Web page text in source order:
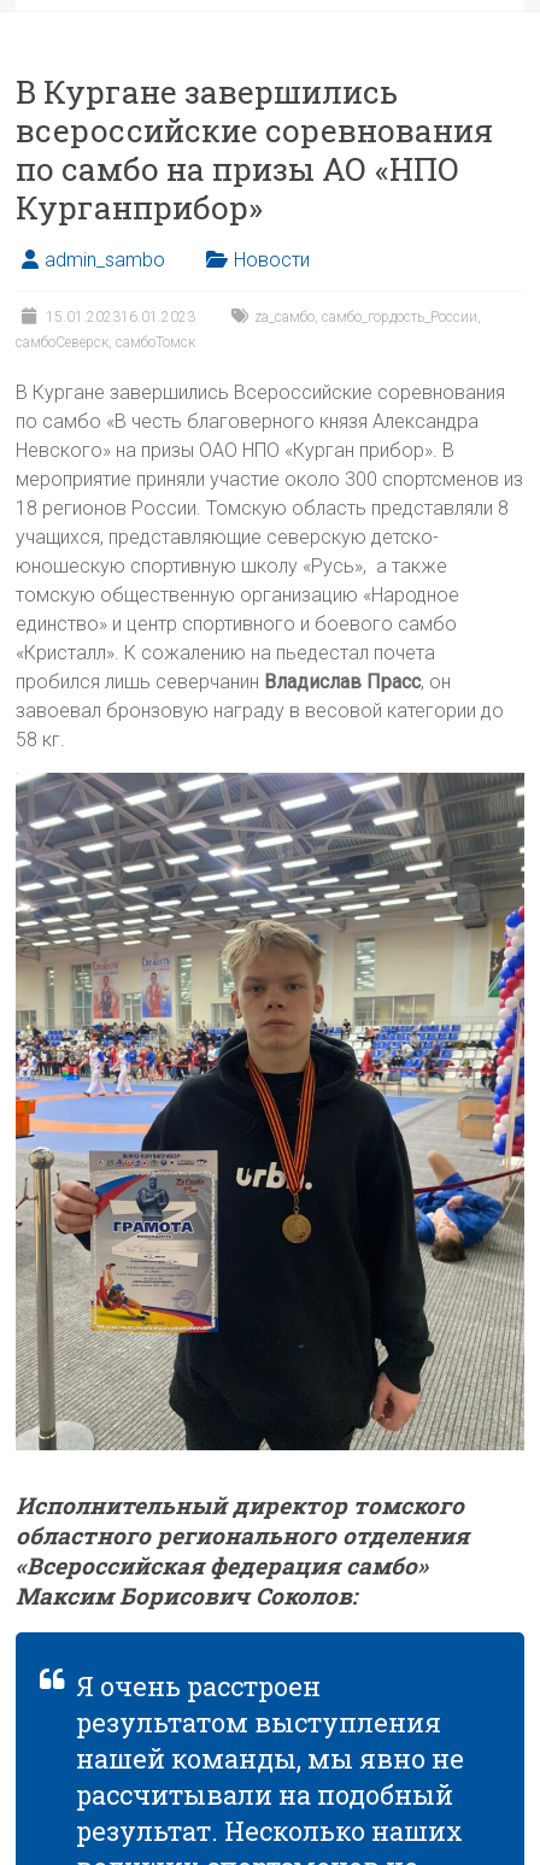
В Кургане завершились
всероссийские соревнования
по самбо на призы АО «НПО
Курганприбор»
admin_sambo Новости
15.01.202316.01.2023 za_самбо,самбо_гордость_России,
самбоСеверск,самбоТомск
В Кургане завершились Всероссийские соревнования
по самбо «В честь благоверного князя Александра
Невского» на призы ОАО НПО «Курган прибор». В
мероприятие приняли участие около 300 спортсменов из
18 регионов России. Томскую область представляли 8
учащихся, представляющие северскую детско-
юношескую спортивную школу «Русь», а также
томскую общественную организацию «Народное
единство» и центр спортивного и боевого самбо
«Кристалл». К сожалению на пьедестал почета
пробился лишь северчанин Владислав Прасс, он
завоевал бронзовую награду в весовой категории до
58 кг.
Исполнительный директор томского
областного регионального отделения
«Всероссийская федерация самбо»
Максим Борисович Соколов:
Я очень расстроен
результатом выступления
нашей команды, мы явно не
рассчитывали на подобный
результат. Несколько наших